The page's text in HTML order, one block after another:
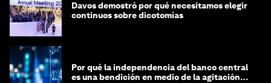
Davos demostró por qué necesitamos elegir
continuos sobre dicotomías
Por qué la independencia del banco central
es una bendición en medio de la agitación